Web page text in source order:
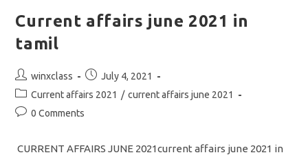
Current affairs june 2021 in
tamil
Post
author:
winxclass
Post
published:
July 4, 2021
Post
category:
Current affairs 2021 / current affairs june 2021
Post0 Comments
CURRENT AFFAIRS JUNE 2021current affairs june 2021 in